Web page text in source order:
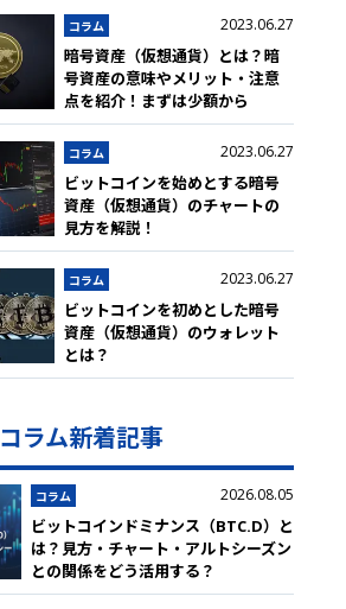
コラム 2023.06.27
暗号資産（仮想通貨）とは？暗
号資産の意味やメリット・注意
点を紹介！まずは少額から
コラム 2023.06.27
ビットコインを始めとする暗号
資産（仮想通貨）のチャートの
見方を解説！
コラム 2023.06.27
ビットコインを初めとした暗号
資産（仮想通貨）のウォレット
とは？
コラム新着記事
コラム 2026.08.05
ビットコインドミナンス（BTC.D）と
は？見方・チャート・アルトシーズン
との関係をどう活用する？